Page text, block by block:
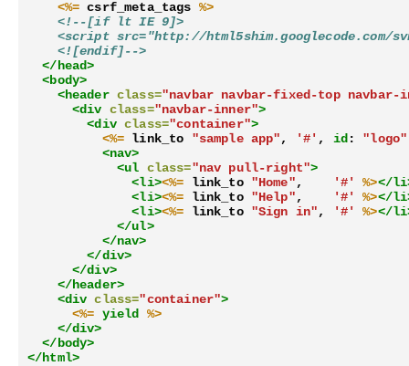
<%= csrf_meta_tags %>
<!--[if lt IE 9]>
<script src="http://html5shim.googlecode.com/
    <![endif]
-->
</head>
<body>
<header class="navbar navbar-fixed-top navbar-
<div class="navbar-inner">
<div class="container">
<%= link_to "sample app", '#' , id:
"logo"
<nav>
<ul class="nav pull-right">
<li><%= link_to "Home", '#' %></
<li><%= link_to "Help", '#' %></
<li><%= link_to "Sign in", '#' %></
</ul>
</nav>
</div>
</div>
</header>
<div class="container">
<%= yield %>
</div>
</body>
</html>